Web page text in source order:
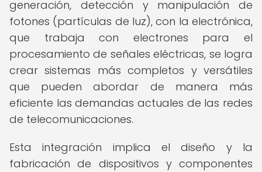
generación, detección y manipulación de
fotones (partículas de luz), con la electrónica,
que trabaja con electrones para el
procesamiento de señales eléctricas, se logra
crear sistemas más completos y versátiles
que pueden abordar de manera más
eficiente las demandas actuales de las redes
de telecomunicaciones.
Esta integración implica el diseño y la
fabricación de dispositivos y componentes